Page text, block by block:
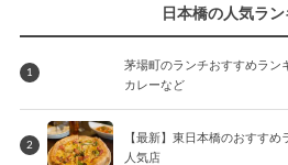
日本橋の人気ラ
1
茅場町のランチおすすめラン
カレーなど
2
【最新】東日本橋のおすす
人気店